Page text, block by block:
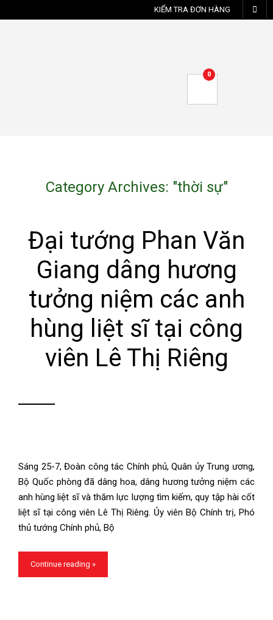
KIỂM TRA ĐƠN HÀNG
0
Category Archives: "thời sự"
Đại tướng Phan Văn
Giang dâng hương
tưởng niệm các anh
hùng liệt sĩ tại công
viên Lê Thị Riêng
Sáng 25-7, Đoàn công tác Chính phủ, Quân ủy Trung ương,
Bộ Quốc phòng đã dâng hoa, dâng hương tưởng niệm các
anh hùng liệt sĩ và thăm lực lượng tìm kiếm, quy tập hài cốt
liệt sĩ tại công viên Lê Thị Riêng. Ủy viên Bộ Chính trị, Phó
thủ tướng Chính phủ, Bộ
Continue reading »